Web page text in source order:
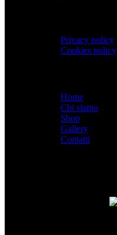
Privacy policy
Cookies policy
Home
Chi siamo
Shop
Gallery
Contatti